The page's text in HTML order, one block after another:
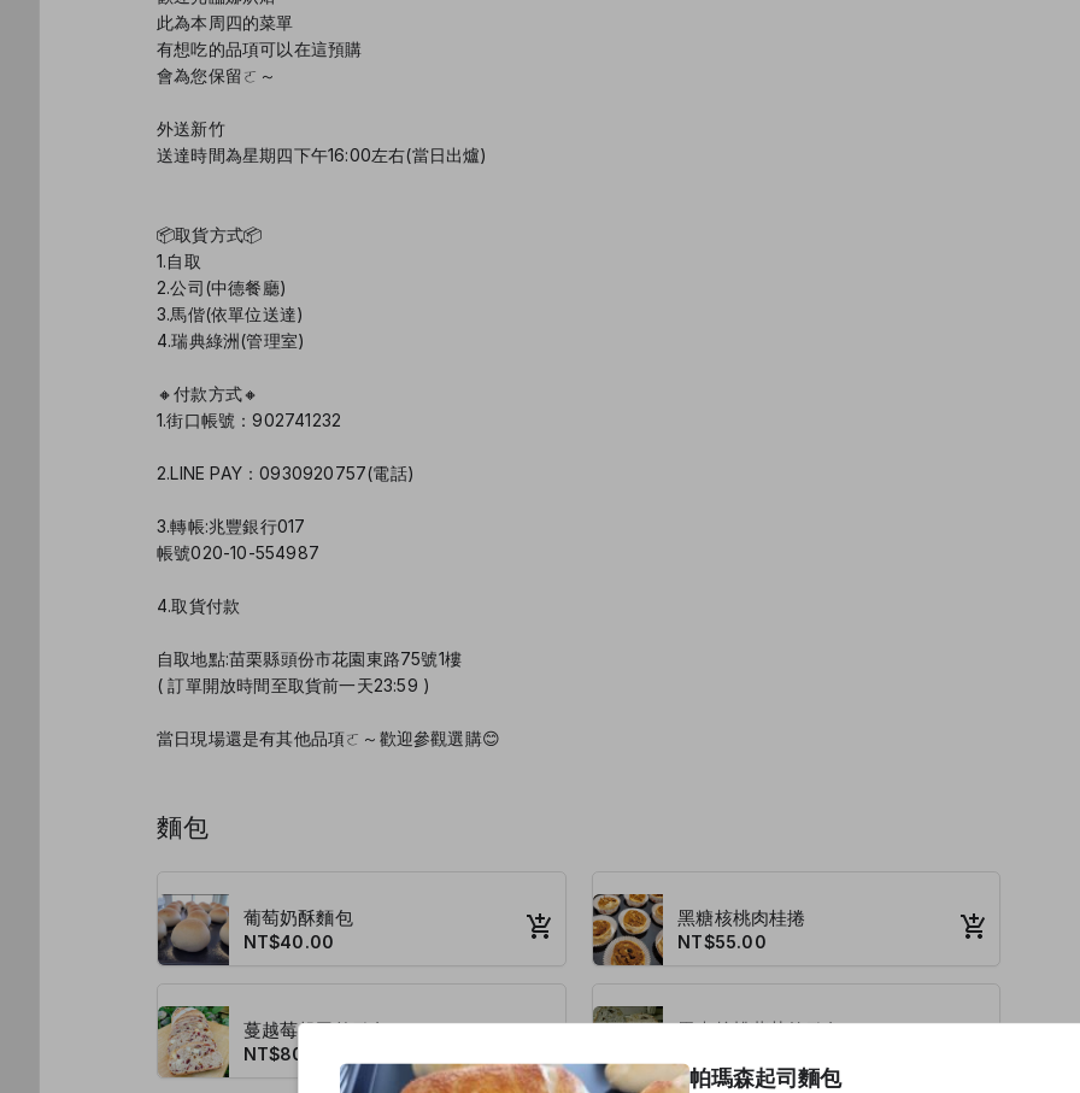
此為本周四的菜單
有想吃的品項可以在這預購
會為您保留ㄛ～
外送新竹
送達時間為星期四下午16:00左右(當日出爐)
📦取貨方式📦
1.自取
2.公司(中德餐廳)
3.馬偕(依單位送達)
4.瑞典綠洲(管理室)
🔸️付款方式🔸️
1.街口帳號：902741232
2.LINE PAY：0930920757(電話)
3.轉帳:兆豐銀行017
帳號020-10-554987
4.取貨付款
自取地點:苗栗縣頭份市花園東路75號1樓
( 訂單開放時間至取貨前一天23:59 )
當日現場還是有其他品項ㄛ～歡迎參觀選購😊
麵包
葡萄奶酥麵包
NT$40.00
黑糖核桃肉桂捲
NT$55.00
蔓越莓起司軟歐包
NT$80.00
黑麥核桃葡萄乾歐包
帕瑪森起司麵包